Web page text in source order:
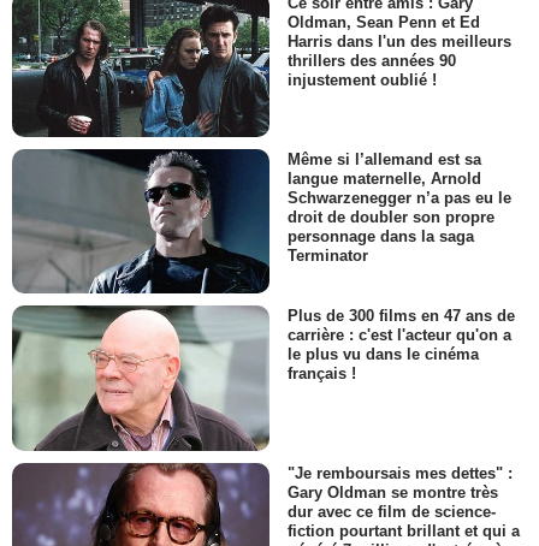
Oldman, Sean Penn et Ed
Harris dans l'un des meilleurs
thrillers des années 90
injustement oublié !
Même si l’allemand est sa
langue maternelle, Arnold
Schwarzenegger n’a pas eu le
droit de doubler son propre
personnage dans la saga
Terminator
Plus de 300 films en 47 ans de
carrière : c'est l'acteur qu'on a
le plus vu dans le cinéma
français !
"Je remboursais mes dettes" :
Gary Oldman se montre très
dur avec ce film de science-
fiction pourtant brillant et qui a